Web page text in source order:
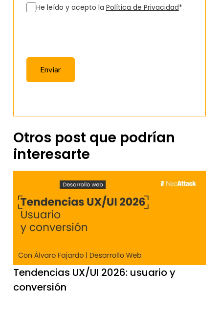
He leído y acepto la Política de Privacidad*.
Enviar
Otros post que podrían
interesarte
Tendencias UX/UI 2026: usuario y
conversión